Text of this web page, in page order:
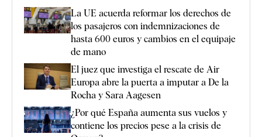
La UE acuerda reformar los derechos de
los pasajeros con indemnizaciones de
hasta 600 euros y cambios en el equipaje
de mano
El juez que investiga el rescate de Air
Europa abre la puerta a imputar a De la
Rocha y Sara Aagesen
¿Por qué España aumenta sus vuelos y
contiene los precios pese a la crisis de